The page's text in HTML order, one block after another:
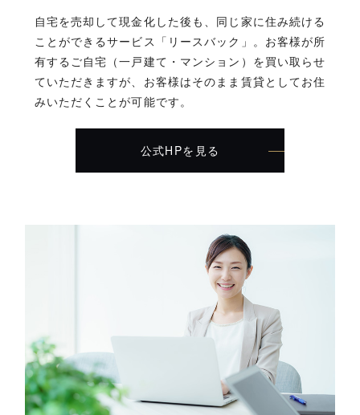
自宅を売却して現金化した後も、同じ家に住み続ける
ことができるサービス「リースバック」。お客様が所
有するご自宅（一戸建て・マンション）を買い取らせ
ていただきますが、お客様はそのまま賃貸としてお住
みいただくことが可能です。
公式HPを見る